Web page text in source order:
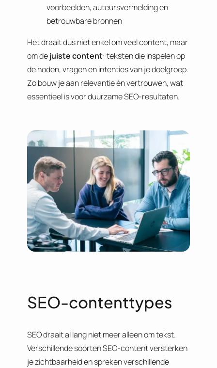
voorbeelden, auteursvermelding en
betrouwbare bronnen
Het draait dus niet enkel om veel content, maar
om dejuiste content: teksten die inspelen op
de noden, vragen en intenties van je doelgroep.
Zo bouw je aan relevantie én vertrouwen, wat
essentieel is voor duurzame SEO-resultaten.
SEO-contenttypes
SEO draait al lang niet meer alleen om tekst.
Verschillende soorten SEO-content versterken
je zichtbaarheid en spreken verschillende